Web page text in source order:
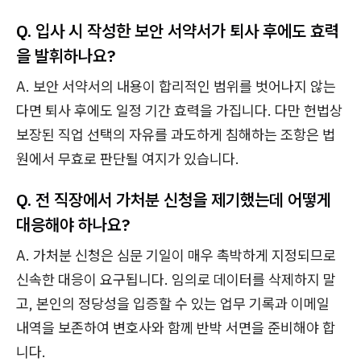
Q. 입사 시 작성한 보안 서약서가 퇴사 후에도 효력
을 발휘하나요?
A. 보안 서약서의 내용이 합리적인 범위를 벗어나지 않는
다면 퇴사 후에도 일정 기간 효력을 가집니다. 다만 헌법상
보장된 직업 선택의 자유를 과도하게 침해하는 조항은 법
원에서 무효로 판단될 여지가 있습니다.
Q. 전 직장에서 가처분 신청을 제기했는데 어떻게
대응해야 하나요?
A. 가처분 신청은 심문 기일이 매우 촉박하게 지정되므로
신속한 대응이 요구됩니다. 임의로 데이터를 삭제하지 말
고, 본인의 정당성을 입증할 수 있는 업무 기록과 이메일
내역을 보존하여 변호사와 함께 반박 서면을 준비해야 합
니다.